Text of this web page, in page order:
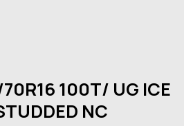
100T/ UG ICE
NC